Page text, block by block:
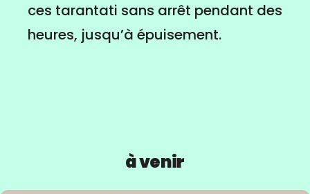
ces tarantati sans arrêt pendant des
heures, jusqu’à épuisement.
à venir